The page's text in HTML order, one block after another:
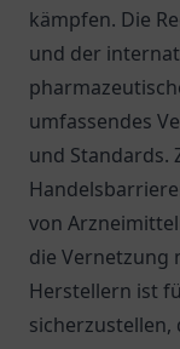
kämpfen. Die
und der
umfassendes
und Standards.
von
die Vernetzung
Herstellern ist
sicherzustellen,